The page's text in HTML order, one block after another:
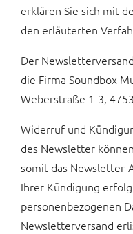
erklären Sie sich mit
den erläuterten
Der
die Firma Soundbox
Weberstraße 1-3,
Widerruf und
des Newsletter
somit das Newsletter-
Ihrer Kündigung
personenbezogenen
Newsletterversand